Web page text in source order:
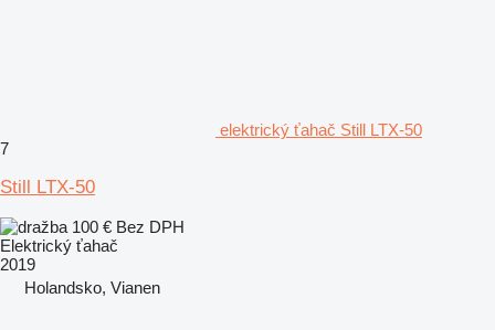
elektrický ťahač Still LTX-50
7
Still LTX-50
100 € Bez DPH
Elektrický ťahač
2019
Holandsko, Vianen